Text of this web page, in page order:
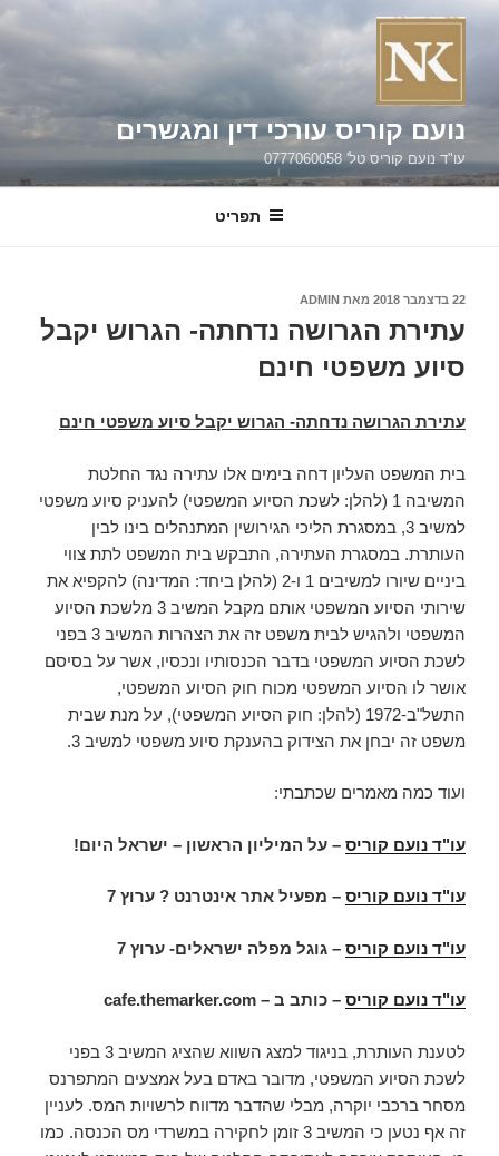
דילוג
נועם קוריס עורכי דין ומגשרים
עו"ד נועם קוריס טל' 0777060058
תפריט
פורסם
22 בדצמבר 2018 מאת ADMIN
עתירת הגרושה נדחתה- הגרוש יקבל
סיוע משפטי חינם
עתירת הגרושה נדחתה- הגרוש יקבל סיוע משפטי חינם
בית המשפט העליון דחה בימים אלו עתירה נגד החלטת
המשיבה 1 (להלן: לשכת הסיוע המשפטי) להעניק סיוע משפטי
למשיב 3, במסגרת הליכי הגירושין המתנהלים בינו לבין
העותרת. במסגרת העתירה, התבקש בית המשפט לתת צווי
ביניים שיורו למשיבים 1 ו-2 (להלן ביחד: המדינה) להקפיא את
שירותי הסיוע המשפטי אותם מקבל המשיב 3 מלשכת הסיוע
המשפטי ולהגיש לבית משפט זה את הצהרות המשיב 3 בפני
לשכת הסיוע המשפטי בדבר הכנסותיו ונכסיו, אשר על בסיסם
אושר לו הסיוע המשפטי מכוח חוק הסיוע המשפטי,
התשל"ב-1972 (להלן: חוק הסיוע המשפטי), על מנת שבית
משפט זה יבחן את הצידוק בהענקת סיוע משפטי למשיב 3.
ועוד כמה מאמרים שכתבתי:
עו"ד נועם קוריס – על המיליון הראשון – ישראל היום!
עו"ד נועם קוריס – מפעיל אתר אינטרנט ? ערוץ 7
עו"ד נועם קוריס – גוגל מפלה ישראלים- ערוץ 7
עו"ד נועם קוריס – כותב ב – cafe.themarker.com
לטענת העותרת, בניגוד למצג השווא שהציג המשיב 3 בפני
לשכת הסיוע המשפטי, מדובר באדם בעל אמצעים המתפרנס
מסחר ברכבי יוקרה, מבלי שהדבר מדווח לרשויות המס. לעניין
זה אף נטען כי המשיב 3 זומן לחקירה במשרדי מס הכנסה. כמו